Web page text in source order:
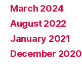
March 2024
August 2022
January 2021
December 2020